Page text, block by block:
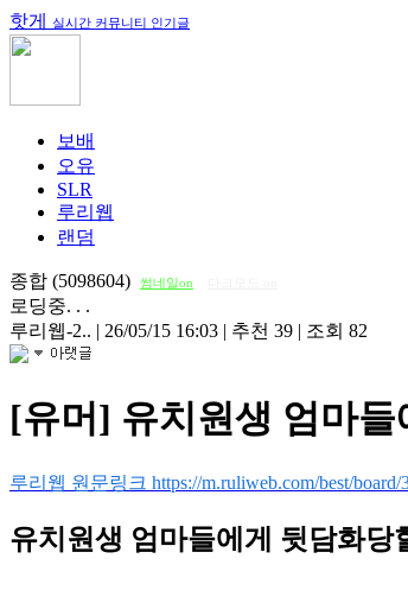
핫게 실시간 커뮤니티 인기글
보배
오유
SLR
루리웹
랜덤
종합 (5098604) 썸네일on
로딩중. . .
루리웹-2.. | 26/05/15 16:03 | 추천 39 | 조회 82
[유머] 유치원생 엄마
루리웹 원문링크 https://m.ruliweb.com/best/board/
유치원생 엄마들에게 뒷담화당